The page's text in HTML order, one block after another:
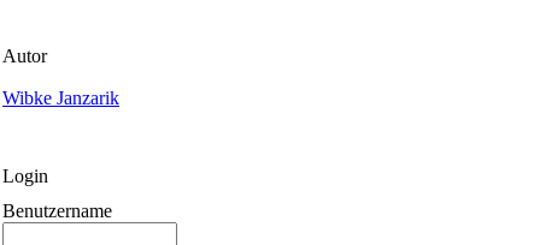
Autor
Wibke Janzarik
Login
Benutzername